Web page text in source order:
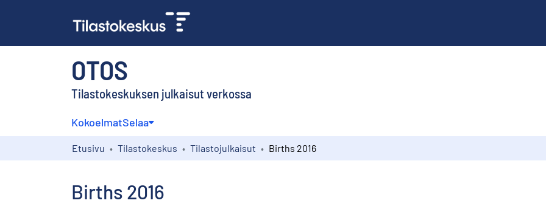
OTOS
Tilastokeskuksen julkaisut verkossa
KokoelmatSelaa
Etusivu Tilastokeskus Tilastojulkaisut Births 2016
Births 2016